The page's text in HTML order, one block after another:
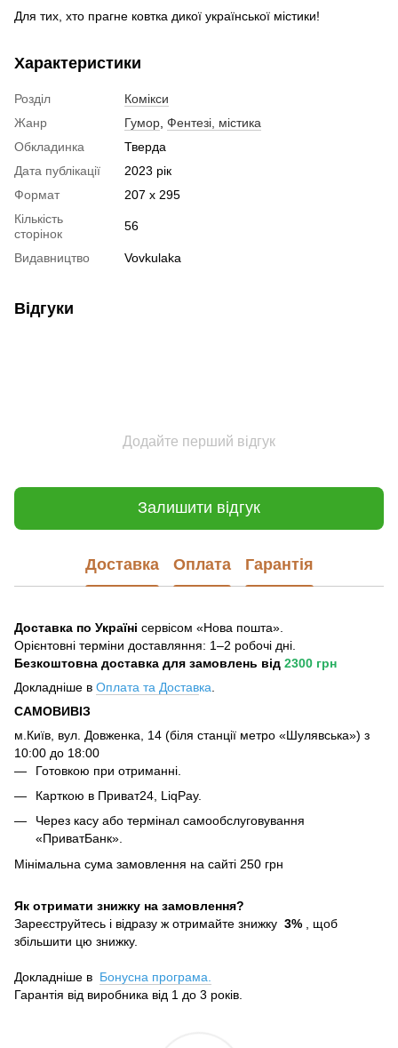
Для тих, хто прагне ковтка дикої української містики!
Характеристики
Розділ
Комікси
Жанр
Гумор Фентезі, містика
Обкладинка
Тверда
Дата публікації
2023 рік
Формат
207 х 295
Кількість
сторінок
56
Видавництво Vovkulaka
Відгуки
Додайте перший відгук
Залишити відгук
Доставка Оплата Гарантія
Доставка по Україні сервісом «Нова пошта».
Орієнтовні терміни доставляння: 1–2 робочі дні.
Безкоштовна доставка для замовлень від 2300 грн
Докладніше в Оплата та Доставка
САМОВИВІЗ
м.Київ, вул. Довженка, 14 (біля станції метро «Шулявська») з
10:00 до 18:00
Готовкою при отриманні.
Карткою в Приват24, LiqPay.
Через касу або термінал самообслуговування
«ПриватБанк».
Мінімальна сума замовлення на сайті 250 грн
Як отримати знижку на замовлення?
Зареєструйтесь і відразу ж отримайте знижку 3% , щоб
збільшити цю знижку.
Докладніше в Бонусна програма.
Гарантія від виробника від 1 до 3 років.